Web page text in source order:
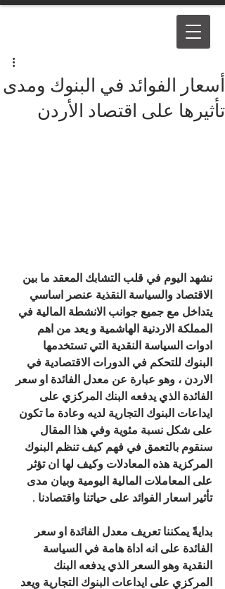
أسعار الفوائد في البنوك ومدى
تأثيرها على اقتصاد الأردن
نشهد اليوم في قلب التشابك المعقد ما بين
الاقتصاد والسياسة النقذية عنصر اساسي
يتداخل مع جميع جوانب الانشطة المالية في
المملكة الاردنية الهاشمية و يعد من اهم
ادوات السياسة النقدية التي تستخدمها
البنوك للتحكم في الدورات الاقتصادية في
الاردن ، وهو عبارة عن معدل الفائدة او سعر
الفائدة الذي يدفعه البنك المركزي على
ايداعات البنوك التجارية لديه وعادة ما تكون
على شكل نسبة مئوية وفي هذا المقال
سنقوم بالتعمق في فهم كيف تنظم البنوك
المركزية هذه المعادلات وكيف لها ان تؤثر
على المعاملات المالية اليومية وبيان مدى
تأثير اسعار الفوائد على حياتنا واقتصادنا .
بدايةً يمكننا تعريف معدل الفائدة او سعر
الفائدة على انه اداة هامة في السياسة
النقدية وهو السعر الذي يدفعه البنك
المركزي على ايداعات البنوك التجارية ويعد